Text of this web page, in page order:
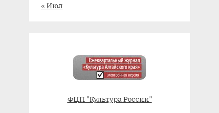
« Июл
ФЦП "Культура России"